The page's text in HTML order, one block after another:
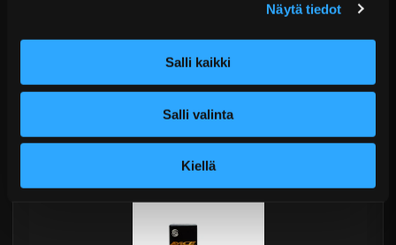
Näytä tiedot
Salli kaikki
Salli valinta
Kiellä
Laakerit - BMW V10 ...
Alk. €286,09 sis. ALV
Toimitus arviolta 20 arkipäivää (jälkitoimitus)
Lisää Ostoskoriin